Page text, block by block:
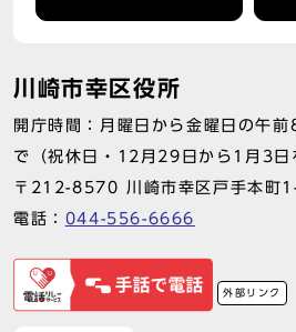
川崎市幸区役所
開庁時間：月曜日から金曜日の午
で（祝休日・12月29日から1月3日
〒212-8570 川崎市幸区戸手本町
電話： 044-556-6666
外部リンク